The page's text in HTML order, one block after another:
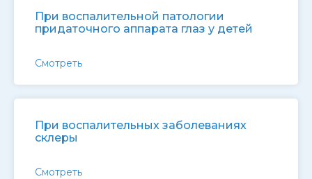
При воспалительной патологии
придаточного аппарата глаз у детей
Смотреть
При воспалительных заболеваниях
склеры
Смотреть